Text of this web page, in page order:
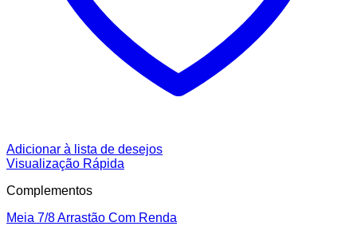
Adicionar à lista de desejos
Visualização Rápida
Complementos
Meia 7/8 Arrastão Com Renda